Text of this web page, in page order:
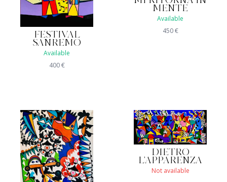
FESTIVAL
SANREMO
Available
400€
MENTE
Available
450€
DIETRO
L'APPARENZA
Not available